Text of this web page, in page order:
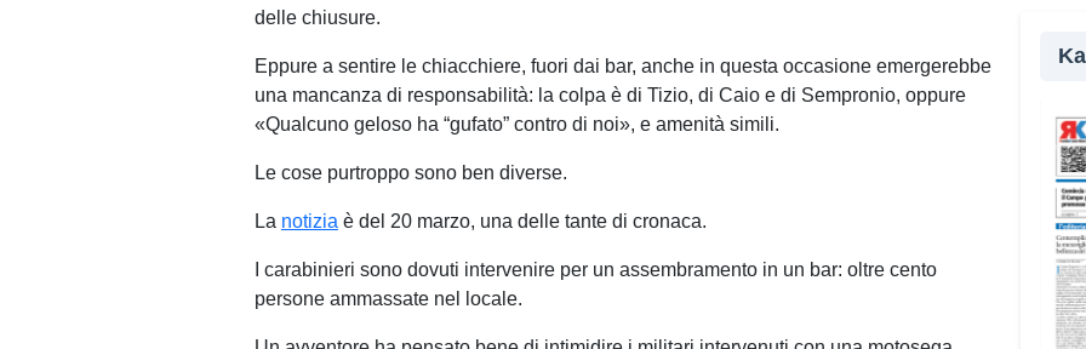
delle chiusure.
Eppure a sentire le chiacchiere, fuori dai bar, anche in questa occasione emergerebbe
una mancanza di responsabilità: la colpa è di Tizio, di Caio e di Sempronio, oppure
«Qualcuno geloso ha “gufato” contro di noi», e amenità simili.
Le cose purtroppo sono ben diverse.
La notizia è del 20 marzo, una delle tante di cronaca.
I carabinieri sono dovuti intervenire per un assembramento in un bar: oltre cento
persone ammassate nel locale.